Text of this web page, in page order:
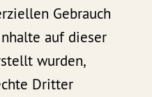
Gebrauch
auf dieser
wurden,
Dritter